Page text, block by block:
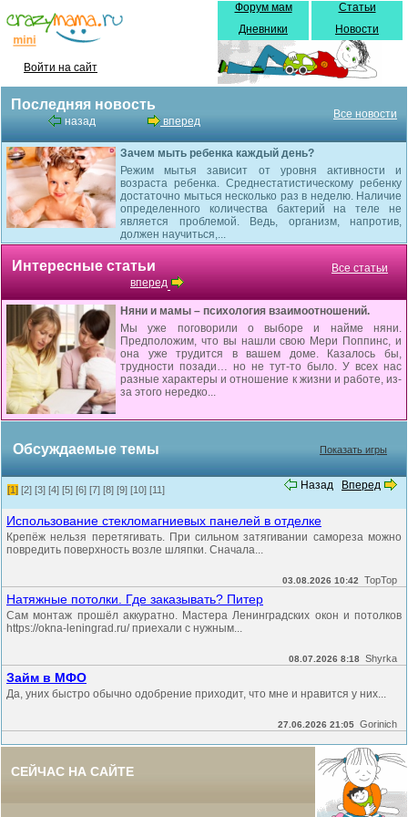
Войти на сайт
Форум мам
Дневники
Статьи
Новости
Последняя новость
назад вперед
Все новости
Зачем мыть ребенка каждый день?
Режим мытья зависит от уровня активности и
возраста ребенка. Среднестатистическому ребенку
достаточно мыться несколько раз в неделю. Наличие
определенного количества бактерий на теле не
является проблемой. Ведь, организм, напротив,
должен научиться,...
Интересные статьи
вперед
Все статьи
Няни и мамы – психология взаимоотношений.
Мы уже поговорили о выборе и найме няни.
Предположим, что вы нашли свою Мери Поппинс, и
она уже трудится в вашем доме. Казалось бы,
трудности позади… но не тут-то было. У всех нас
разные характеры и отношение к жизни и работе, из-
за этого нередко...
Обсуждаемые темы Показать игры
Назад Вперед
[1] [2] [3] [4] [5] [6] [7] [8] [9] [10] [11]
Использование стекломагниевых панелей в отделке
Крепёж нельзя перетягивать. При сильном затягивании самореза можно
повредить поверхность возле шляпки. Сначала...
03.08.2026 10:42 TopTop
Натяжные потолки. Где заказывать? Питер
Сам монтаж прошёл аккуратно. Мастера Ленинградских окон и потолков
https://okna-leningrad.ru/ приехали с нужным...
08.07.2026 8:18 Shyrka
Займ в МФО
Да, уних быстро обычно одобрение приходит, что мне и нравится у них...
27.06.2026 21:05 Gorinich
СЕЙЧАС НА САЙТЕ